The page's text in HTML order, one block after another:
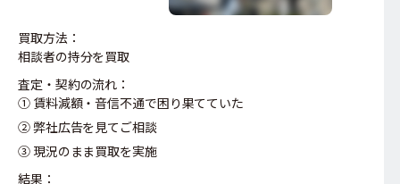
買取方法：
相談者の持分を買取
査定・契約の流れ：
① 賃料減額・音信不通で困り果てていた
② 弊社広告を見てご相談
③ 現況のまま買取を実施
結果：